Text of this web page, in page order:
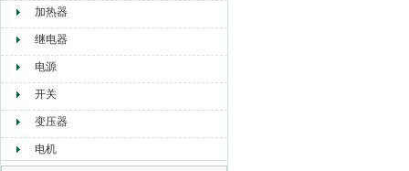
加热器
继电器
电源
开关
变压器
电机